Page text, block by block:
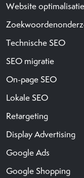
Website optimalisatie
Technische SEO
SEO migratie
On-page SEO
Lokale SEO
Retargeting
Display Advertising
Google Ads
Google Shopping